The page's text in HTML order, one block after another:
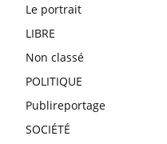
Le portrait
LIBRE
Non classé
POLITIQUE
Publireportage
SOCIÉTÉ